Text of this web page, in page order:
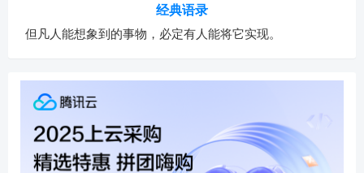
经典语录
但凡人能想象到的事物，必定有人能将它实现。